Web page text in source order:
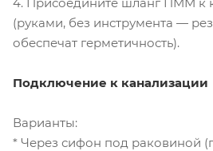
(руками, без инструмента —
обеспечат герметичность).
Подключение к канализации
Варианты:
* Через сифон под раковиной